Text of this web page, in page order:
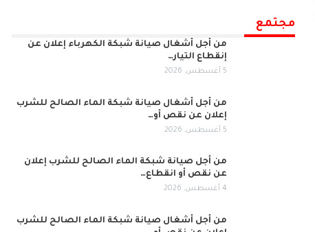
مجتمع
من أجل أشغال صيانة شبكة الكهرباء إعلان عن
إنقطاع التيار…
5 أغسطس, 2026
من أجل أشغال صيانة شبكة الماء الصالح للشرب
إعلان عن نقص أو…
5 أغسطس, 2026
من أجل صيانة شبكة الماء الصالح للشرب إعلان
عن نقص أو انقطاع…
4 أغسطس, 2026
من أجل أشغال صيانة شبكة الماء الصالح للشرب